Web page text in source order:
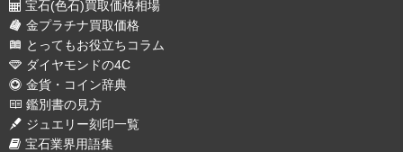
宝石(色石)買取価格相場
金プラチナ買取価格
とってもお役立ちコラム
ダイヤモンドの4C
金貨・コイン辞典
鑑別書の見方
ジュエリー刻印一覧
宝石業界用語集